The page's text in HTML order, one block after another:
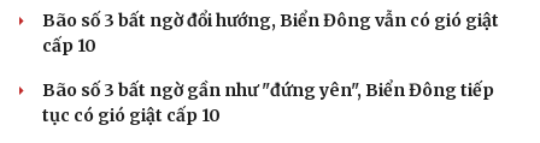
Bão số 3 bất ngờ đổi hướng, Biển Đông vẫn có gió giật
cấp 10
Bão số 3 bất ngờ gần như "đứng yên", Biển Đông tiếp
tục có gió giật cấp 10